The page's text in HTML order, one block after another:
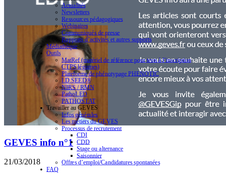
GEVES info n°1
21/03/2018
Actualités
Newsletters
Ressources pédagogiques
Webinaires
Communiqués de presse
Rapports d’activités et autres supports
Médiathèque
Outils
MatRef (matériel de référence pour tests à l’inscription
CTPS légumes)
Plateforme de phénotypage PHENOTIC
I.D.SEED®
NIRS / RMN
PathoLED
PATHOSTAT
Travailler au GEVES
Infos générales
Les métiers du GEVES
Processus de recrutement
CDI
CDD
Stage ou alternance
Saisonnier
Offres d’emploi/Candidatures spontanées
FAQ